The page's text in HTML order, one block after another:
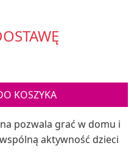
KOSZYKA
pozwala grać w domu i
aktywność dzieci